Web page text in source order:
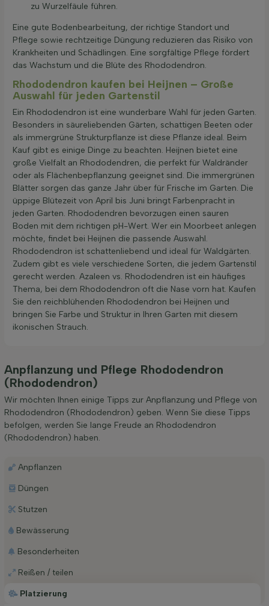
zu Wurzelfäule führen.
Eine gute Bodenbearbeitung, der richtige Standort und
Pflege sowie rechtzeitige Düngung reduzieren das Risiko von
Krankheiten und Schädlingen. Eine sorgfältige Pflege fördert
das Wachstum und die Blüte des Rhododendron.
Rhododendron kaufen bei Heijnen – Große
Auswahl für jeden Gartenstil
Ein Rhododendron ist eine wunderbare Wahl für jeden Garten.
Besonders in säureliebenden Gärten, schattigen Beeten oder
als immergrüne Strukturpflanze ist diese Pflanze ideal. Beim
Kauf gibt es einige Dinge zu beachten. Heijnen bietet eine
große Vielfalt an Rhododendren, die perfekt für Waldränder
oder als Flächenbepflanzung geeignet sind. Die immergrünen
Blätter sorgen das ganze Jahr über für Frische im Garten. Die
üppige Blütezeit von April bis Juni bringt Farbenpracht in
jeden Garten. Rhododendren bevorzugen einen sauren
Boden mit dem richtigen pH-Wert. Wer ein Moorbeet anlegen
möchte, findet bei Heijnen die passende Auswahl.
Rhododendron ist schattenliebend und ideal für Waldgärten.
Zudem gibt es viele verschiedene Sorten, die jedem Gartenstil
gerecht werden. Azaleen vs. Rhododendren ist ein häufiges
Thema, bei dem Rhododendron oft die Nase vorn hat. Kaufen
Sie den reichblühenden Rhododendron bei Heijnen und
bringen Sie Farbe und Struktur in Ihren Garten mit diesem
ikonischen Strauch.
Anpflanzung und Pflege Rhododendron
(Rhododendron)
Wir möchten Ihnen einige Tipps zur Anpflanzung und Pflege von
Rhododendron (Rhododendron) geben. Wenn Sie diese Tipps
befolgen, werden Sie lange Freude an Rhododendron
(Rhododendron) haben.
Platzierung
Anpflanzen
Düngen
Stutzen
Bewässerung
Besonderheiten
Reißen / teilen